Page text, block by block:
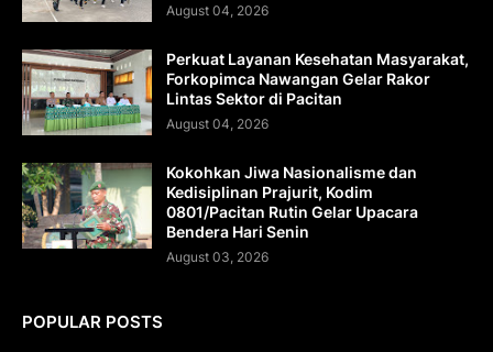
August 04, 2026
Perkuat Layanan Kesehatan Masyarakat,
Forkopimca Nawangan Gelar Rakor
Lintas Sektor di Pacitan
August 04, 2026
Kokohkan Jiwa Nasionalisme dan
Kedisiplinan Prajurit, Kodim
0801/Pacitan Rutin Gelar Upacara
Bendera Hari Senin
August 03, 2026
POPULAR POSTS